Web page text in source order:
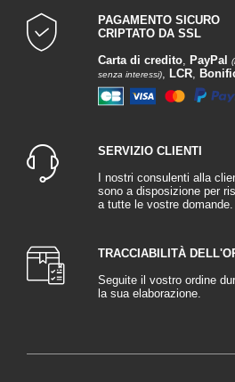
PAGAMENTO SICURO
CRIPTATO DA SSL
Carta di credito, PayPal
senza interessi), LCR,
SERVIZIO CLIENTI
I nostri consulenti alla
sono a disposizione per
a tutte le vostre domande.
TRACCIABILITÀ
Seguite il vostro ordine
la sua elaborazione.